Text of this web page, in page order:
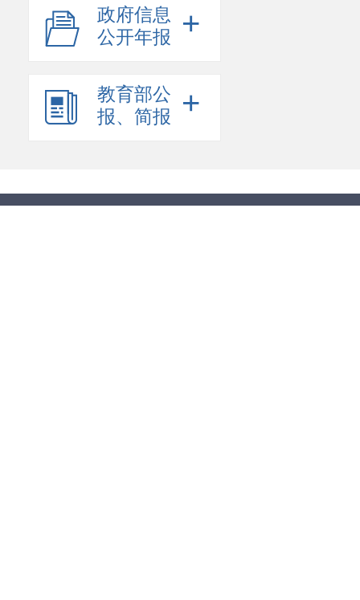
职业与成人教育
高等教育
教育督导
教师工作
政府信息
公开年报
+
教育部公
报、简报
+